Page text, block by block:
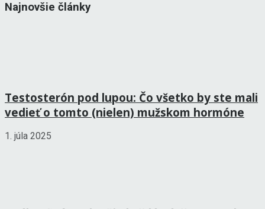
Najnovšie články
Testosterón pod lupou: Čo všetko by ste mali
vedieť o tomto (nielen) mužskom hormóne
1. júla 2025